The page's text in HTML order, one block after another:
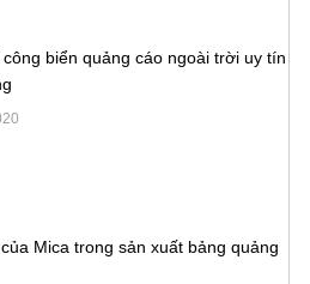
công biển quảng cáo ngoài trời uy tín
Mica trong sản xuất bảng quảng